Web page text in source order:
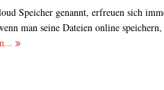
Speicher genannt, erfreuen sich
man seine Dateien online